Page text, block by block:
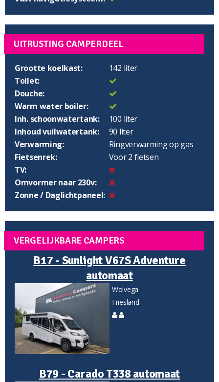
UITRUSTING CAMPERDEEL
Grootte koelkast:
142 liter
Toilet:
Douche:
Warm water boiler:
Inh. schoonwatertank:
100 liter
Inhoud vuilwatertank:
90 liter
Verwarming:
Ringverwarming op gas
Fietsenrek:
Voor 2 fietsen
TV:
Omvormer naar 230v:
Zonne / Daglichtpaneel:
VERGELIJKBARE CAMPERS
B17 - Sunlight V67S Adventure
automaat
Wolvega
Friesland
B79 - Carado T338 automaat